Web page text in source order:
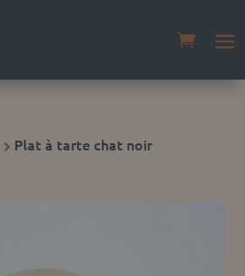
 Plat à tarte chat noir